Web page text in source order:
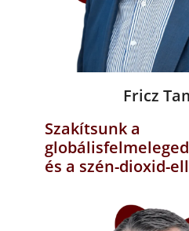
Fricz
Szakítsunk a
és a szén-dioxid-